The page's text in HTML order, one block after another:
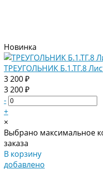
Новинка
ТРЕУГОЛЬНИК Б.1.ТГ.8
3 200 ₽
3 200 ₽
-
+
×
Выбрано максимальное
заказа
В корзину
добавлено